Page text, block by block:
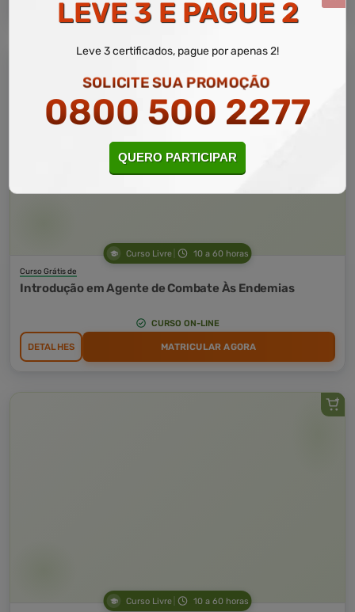
Curso Livre 10 a 60 horas
Curso Grátis de
Introdução em Agente de Combate Às Endemias
CURSO ON-LINE
DETALHES MATRICULAR AGORA
Curso Livre 10 a 60 horas
LEVE 3 E PAGUE 2
Leve 3 certificados, pague por apenas 2!
SOLICITE SUA PROMOÇÃO
0800 500 2277
QUERO PARTICIPAR